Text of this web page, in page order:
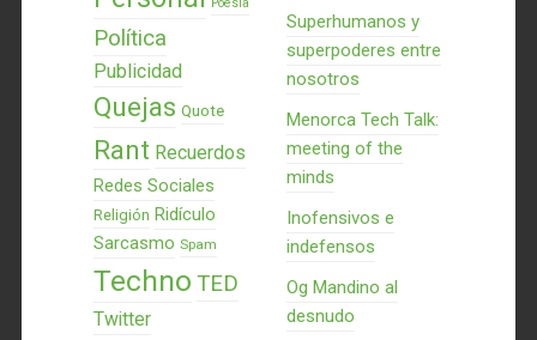
Política
Publicidad
Quejas Quote
Rant Recuerdos
Redes Sociales
Religión Ridículo
Sarcasmo Spam
Techno TED
Twitter
Superhumanos y
superpoderes entre
nosotros
Menorca Tech Talk:
meeting of the
minds
Inofensivos e
indefensos
Og Mandino al
desnudo